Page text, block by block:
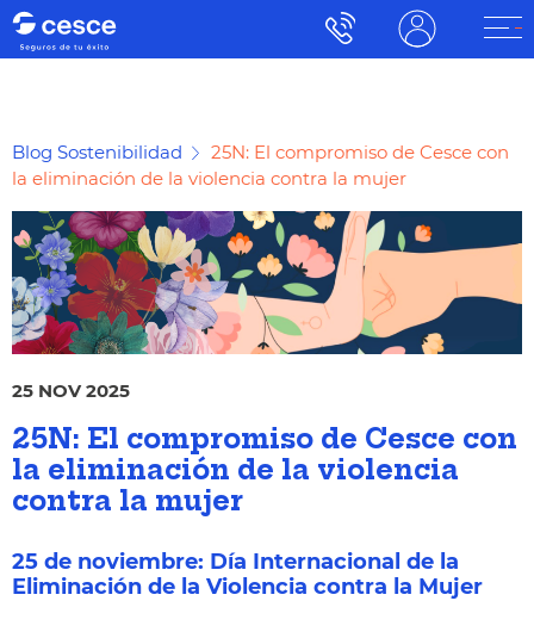
Blog Sostenibilidad
25N: El compromiso de Cesce con
la eliminación de la violencia contra la mujer
25 NOV 2025
25N: El compromiso de Cesce con
la eliminación de la violencia
contra la mujer
25 de noviembre: Día Internacional de la
Eliminación de la Violencia contra la Mujer